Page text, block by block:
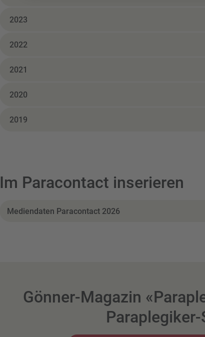
2023
2022
2021
2020
2019
Im Paracontact inserieren
Mediendaten Paracontact 2026
Gönner-Magazin